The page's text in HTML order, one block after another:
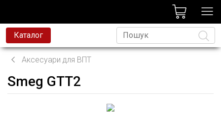
Каталог
Аксесуари для ВПТ
Smeg GTT2